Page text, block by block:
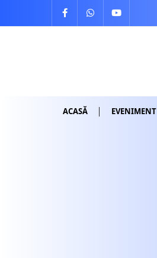
ACASĂ EVENIMENT